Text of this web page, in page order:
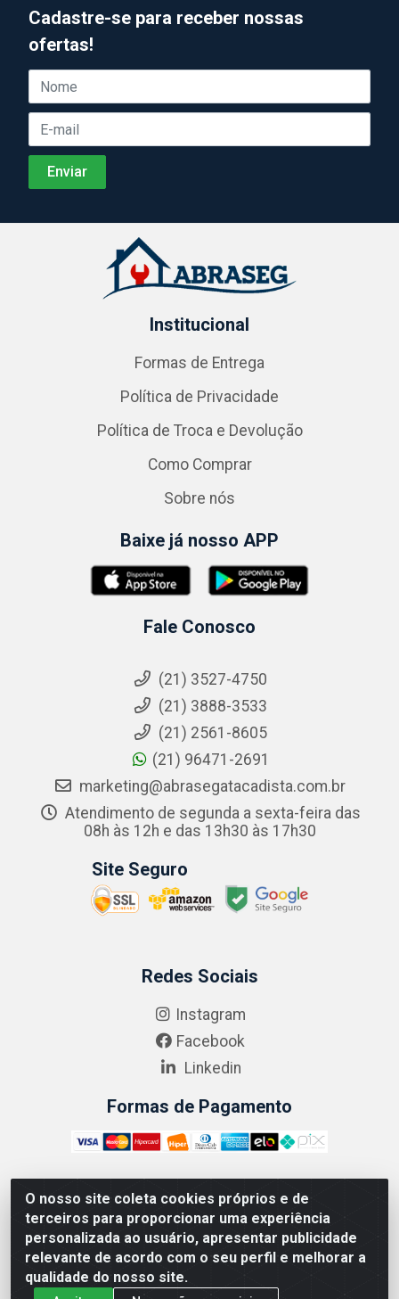
O nosso site coleta cookies próprios e de
terceiros para proporcionar uma experiência
personalizada ao usuário, apresentar publicidade
relevante de acordo com o seu perfil e melhorar a
qualidade do nosso site.
Cadastre-se para receber nossas
ofertas!
Institucional
Formas de Entrega
Política de Privacidade
Política de Troca e Devolução
Como Comprar
Sobre nós
Baixe já nosso APP
Fale Conosco
(21) 3527-4750
(21) 3888-3533
(21) 2561-8605
(21) 96471-2691
marketing@abrasegatacadista.com.br
Atendimento de segunda a sexta-feira das
08h às 12h e das 13h30 às 17h30
Site Seguro
Redes Sociais
Instagram
Facebook
Linkedin
Formas de Pagamento
ABRASEG COMÉRCIO ATACADISTA LTDA - CNPJ:
10.894.768/0001-00 - Avenida Lobo Júnior, 1045 -
Penha Circular - Rio de Janeiro - RJ - CEP 21020-124